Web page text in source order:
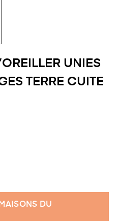
UNIES
TERRE CUITE
DU